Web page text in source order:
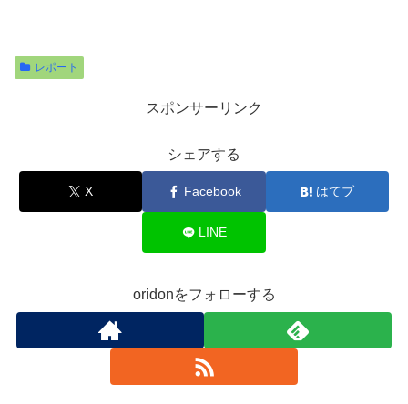
レポート
スポンサーリンク
シェアする
X Facebook はてブ
LINE
oridonをフォローする